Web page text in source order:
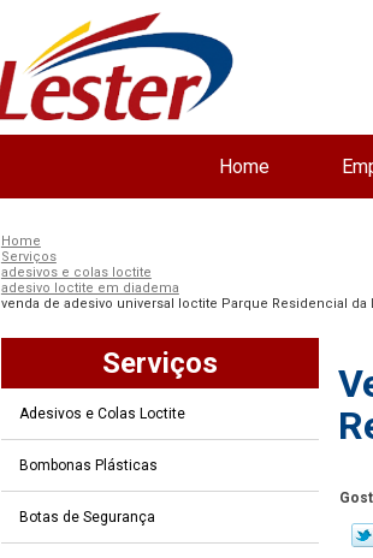
Home
Home
Serviços
adesivos e colas loctite
adesivo loctite em diadema
venda de adesivo universal loctite Parque Residencial da
Serviços
Adesivos e Colas Loctite
Bombonas Plásticas
Botas de Segurança